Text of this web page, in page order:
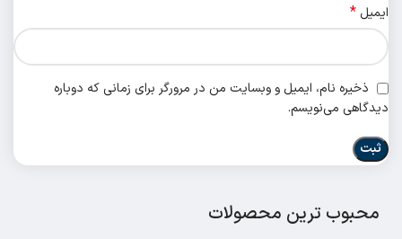
ایمیل *
ذخیره نام، ایمیل و وبسایت من در مرورگر برای زمانی که دوباره
دیدگاهی می‌نویسم.
محبوب ترین محصولات